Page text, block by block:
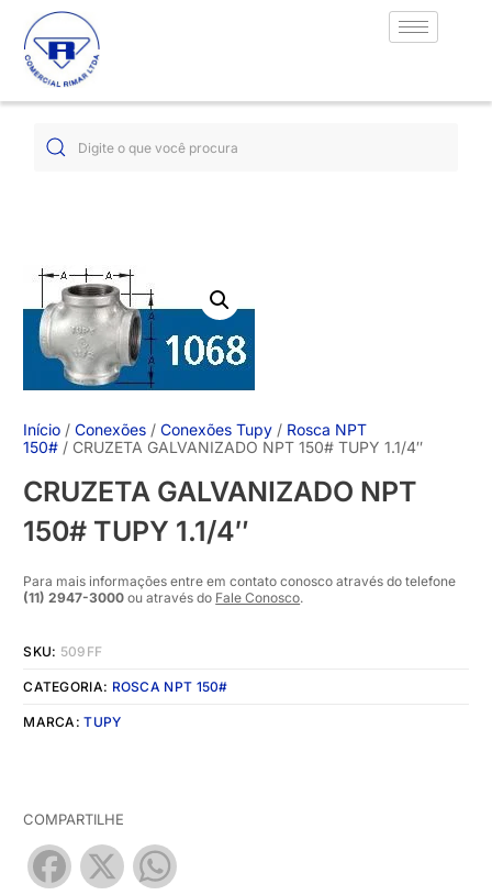
Início /Conexões /Conexões Tupy / Rosca NPT
150# / CRUZETA GALVANIZADO NPT 150# TUPY 1.1/4″
CRUZETA GALVANIZADO NPT
150# TUPY 1.1/4″
Para mais informações entre em contato conosco através do telefone
(11) 2947-3000 ou através do Fale Conosco.
SKU: 509FF
CATEGORIA: ROSCA NPT 150#
MARCA:TUPY
COMPARTILHE
Facebook
X